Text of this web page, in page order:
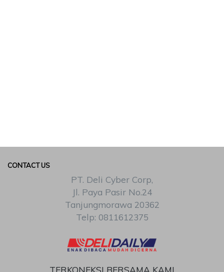
TERKONEKSI BERSAMA KAMI
CONTACT US
PT. Deli Cyber Corp,
Jl. Paya Pasir No.24
Tanjungmorawa 20362
Telp: 0811612375